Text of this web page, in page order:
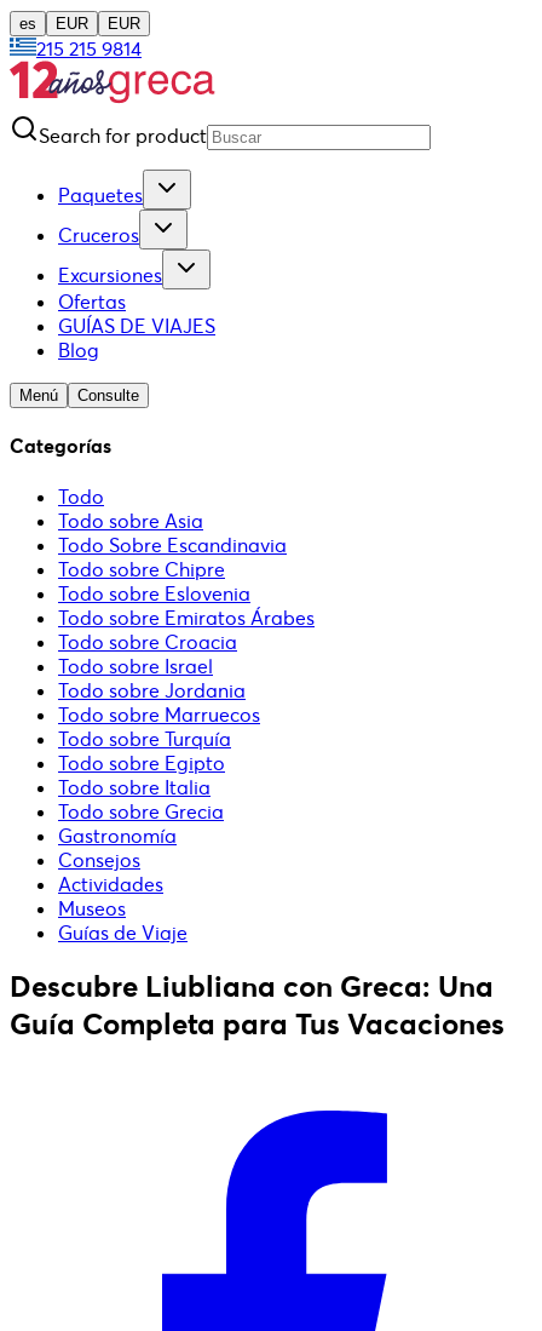
es EUR EUR
215 215 9814
Search for product
Paquetes
Cruceros
Excursiones
Ofertas
GUÍAS DE VIAJES
Blog
Menú Consulte
Categorías
Todo
Todo sobre Asia
Todo Sobre Escandinavia
Todo sobre Chipre
Todo sobre Eslovenia
Todo sobre Emiratos Árabes
Todo sobre Croacia
Todo sobre Israel
Todo sobre Jordania
Todo sobre Marruecos
Todo sobre Turquía
Todo sobre Egipto
Todo sobre Italia
Todo sobre Grecia
Gastronomía
Consejos
Actividades
Museos
Guías de Viaje
Descubre Liubliana con Greca: Una
Guía Completa para Tus Vacaciones